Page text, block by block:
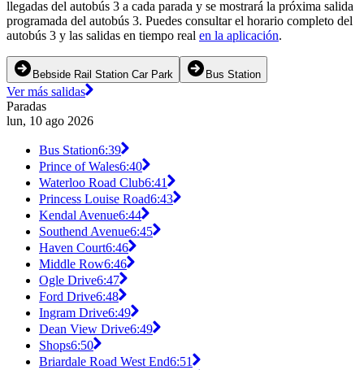
llegadas del autobús 3 a cada parada y se mostrará la próxima salida
programada del autobús 3. Puedes consultar el horario completo del
autobús 3 y las salidas en tiempo real en la aplicación.
Bebside Rail Station Car Park Bus Station
Ver más salidas
Paradas
lun, 10 ago 2026
Bus Station6:39
Prince of Wales6:40
Waterloo Road Club6:41
Princess Louise Road6:43
Kendal Avenue6:44
Southend Avenue6:45
Haven Court6:46
Middle Row6:46
Ogle Drive6:47
Ford Drive6:48
Ingram Drive6:49
Dean View Drive6:49
Shops6:50
Briardale Road West End6:51